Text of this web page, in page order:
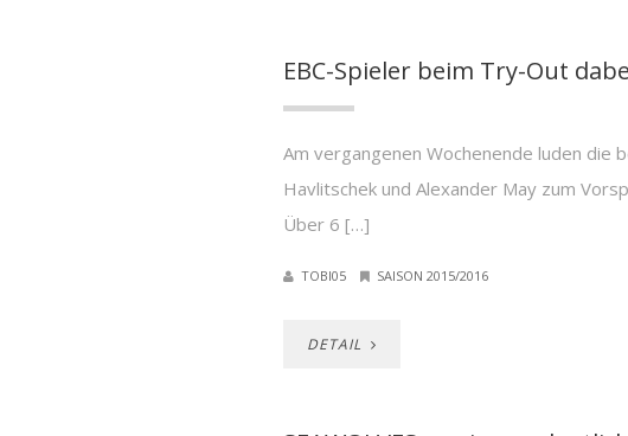
EBC-Spieler beim Try-Out
Am vergangenen Wochenende luden die
Havlitschek und Alexander May zum
Über 6 […]
TOBI05 SAISON 2015/2016
DETAIL